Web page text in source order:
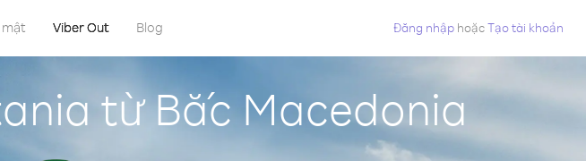
mật Viber Out Blog Đăng nhập hoặcTạo tài khoản
từ Bắc Macedonia